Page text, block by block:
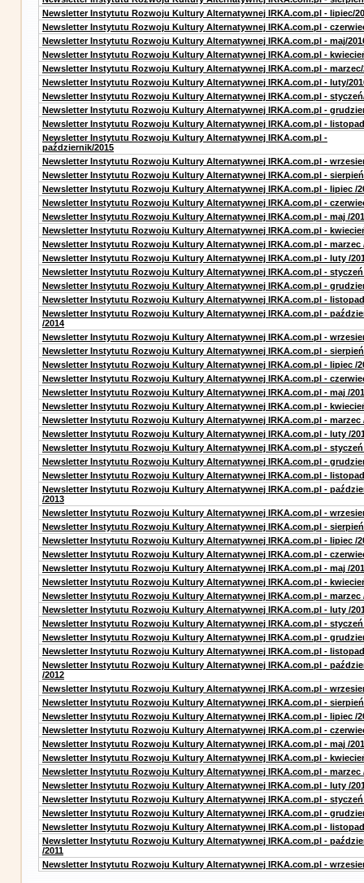
Newsletter Instytutu Rozwoju Kultury Alternatywnej IRKA.com.pl - lipiec/
Newsletter Instytutu Rozwoju Kultury Alternatywnej IRKA.com.pl -
Newsletter Instytutu Rozwoju Kultury Alternatywnej IRKA.com.pl - maj/
Newsletter Instytutu Rozwoju Kultury Alternatywnej IRKA.com.pl -
Newsletter Instytutu Rozwoju Kultury Alternatywnej IRKA.com.pl - marzec/
Newsletter Instytutu Rozwoju Kultury Alternatywnej IRKA.com.pl - luty/
Newsletter Instytutu Rozwoju Kultury Alternatywnej IRKA.com.pl -
Newsletter Instytutu Rozwoju Kultury Alternatywnej IRKA.com.pl -
Newsletter Instytutu Rozwoju Kultury Alternatywnej IRKA.com.pl -
Newsletter Instytutu Rozwoju Kultury Alternatywnej IRKA.com.pl -
październik/2015
Newsletter Instytutu Rozwoju Kultury Alternatywnej IRKA.com.pl -
Newsletter Instytutu Rozwoju Kultury Alternatywnej IRKA.com.pl -
Newsletter Instytutu Rozwoju Kultury Alternatywnej IRKA.com.pl - lipiec /
Newsletter Instytutu Rozwoju Kultury Alternatywnej IRKA.com.pl -
Newsletter Instytutu Rozwoju Kultury Alternatywnej IRKA.com.pl - maj /
Newsletter Instytutu Rozwoju Kultury Alternatywnej IRKA.com.pl -
Newsletter Instytutu Rozwoju Kultury Alternatywnej IRKA.com.pl - marzec
Newsletter Instytutu Rozwoju Kultury Alternatywnej IRKA.com.pl - luty /
Newsletter Instytutu Rozwoju Kultury Alternatywnej IRKA.com.pl - styczeń
Newsletter Instytutu Rozwoju Kultury Alternatywnej IRKA.com.pl -
Newsletter Instytutu Rozwoju Kultury Alternatywnej IRKA.com.pl - listopad
Newsletter Instytutu Rozwoju Kultury Alternatywnej IRKA.com.pl -
/2014
Newsletter Instytutu Rozwoju Kultury Alternatywnej IRKA.com.pl -
Newsletter Instytutu Rozwoju Kultury Alternatywnej IRKA.com.pl - sierpień
Newsletter Instytutu Rozwoju Kultury Alternatywnej IRKA.com.pl - lipiec /
Newsletter Instytutu Rozwoju Kultury Alternatywnej IRKA.com.pl -
Newsletter Instytutu Rozwoju Kultury Alternatywnej IRKA.com.pl - maj /
Newsletter Instytutu Rozwoju Kultury Alternatywnej IRKA.com.pl -
Newsletter Instytutu Rozwoju Kultury Alternatywnej IRKA.com.pl - marzec
Newsletter Instytutu Rozwoju Kultury Alternatywnej IRKA.com.pl - luty /
Newsletter Instytutu Rozwoju Kultury Alternatywnej IRKA.com.pl - styczeń
Newsletter Instytutu Rozwoju Kultury Alternatywnej IRKA.com.pl -
Newsletter Instytutu Rozwoju Kultury Alternatywnej IRKA.com.pl - listopad
Newsletter Instytutu Rozwoju Kultury Alternatywnej IRKA.com.pl -
/2013
Newsletter Instytutu Rozwoju Kultury Alternatywnej IRKA.com.pl -
Newsletter Instytutu Rozwoju Kultury Alternatywnej IRKA.com.pl - sierpień
Newsletter Instytutu Rozwoju Kultury Alternatywnej IRKA.com.pl - lipiec /
Newsletter Instytutu Rozwoju Kultury Alternatywnej IRKA.com.pl -
Newsletter Instytutu Rozwoju Kultury Alternatywnej IRKA.com.pl - maj /
Newsletter Instytutu Rozwoju Kultury Alternatywnej IRKA.com.pl -
Newsletter Instytutu Rozwoju Kultury Alternatywnej IRKA.com.pl - marzec
Newsletter Instytutu Rozwoju Kultury Alternatywnej IRKA.com.pl - luty /
Newsletter Instytutu Rozwoju Kultury Alternatywnej IRKA.com.pl - styczeń
Newsletter Instytutu Rozwoju Kultury Alternatywnej IRKA.com.pl -
Newsletter Instytutu Rozwoju Kultury Alternatywnej IRKA.com.pl - listopad
Newsletter Instytutu Rozwoju Kultury Alternatywnej IRKA.com.pl -
/2012
Newsletter Instytutu Rozwoju Kultury Alternatywnej IRKA.com.pl -
Newsletter Instytutu Rozwoju Kultury Alternatywnej IRKA.com.pl - sierpień
Newsletter Instytutu Rozwoju Kultury Alternatywnej IRKA.com.pl - lipiec /
Newsletter Instytutu Rozwoju Kultury Alternatywnej IRKA.com.pl -
Newsletter Instytutu Rozwoju Kultury Alternatywnej IRKA.com.pl - maj /
Newsletter Instytutu Rozwoju Kultury Alternatywnej IRKA.com.pl -
Newsletter Instytutu Rozwoju Kultury Alternatywnej IRKA.com.pl - marzec
Newsletter Instytutu Rozwoju Kultury Alternatywnej IRKA.com.pl - luty /
Newsletter Instytutu Rozwoju Kultury Alternatywnej IRKA.com.pl - styczeń
Newsletter Instytutu Rozwoju Kultury Alternatywnej IRKA.com.pl -
Newsletter Instytutu Rozwoju Kultury Alternatywnej IRKA.com.pl - listopad
Newsletter Instytutu Rozwoju Kultury Alternatywnej IRKA.com.pl -
/2011
Newsletter Instytutu Rozwoju Kultury Alternatywnej IRKA.com.pl -